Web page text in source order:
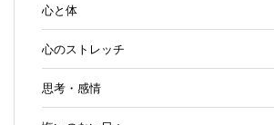
心と体
心のストレッチ
思考・感情